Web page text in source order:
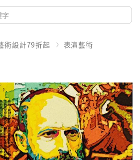
術設計79折起 表演藝術